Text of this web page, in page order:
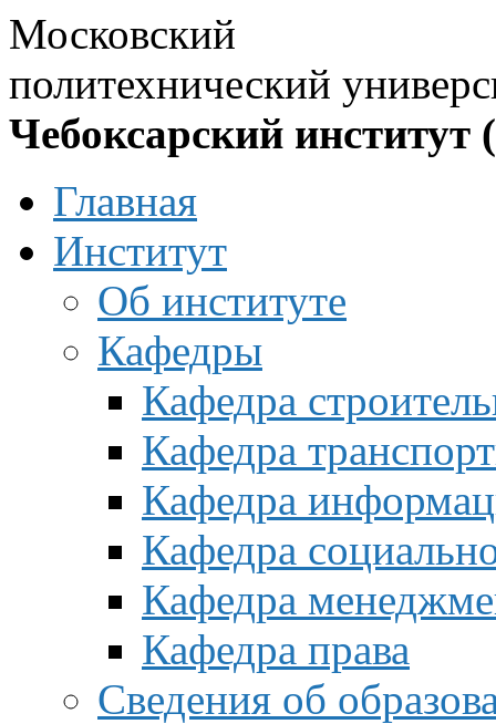
Московский
политехнический
Чебоксарский институт
Главная
Институт
Об институте
Кафедры
Кафедра
Кафедра
Кафедра
Кафедра
Кафедра
Кафедра права
Сведения об